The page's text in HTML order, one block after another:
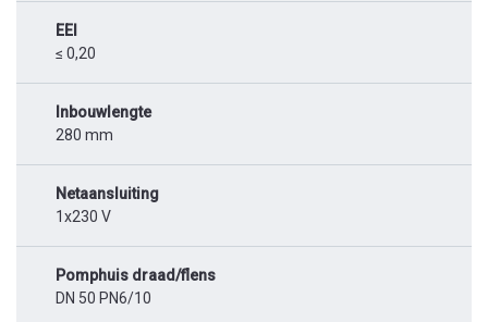
EEI
≤ 0,20
Inbouwlengte
280 mm
Netaansluiting
1x230 V
Pomphuis draad/flens
DN 50 PN6/10